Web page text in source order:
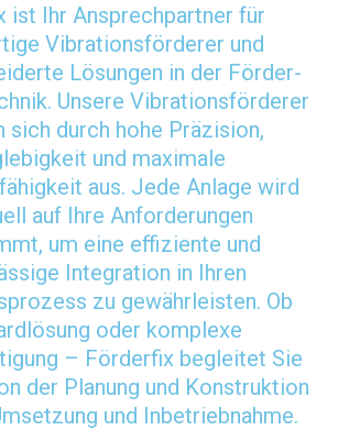
ist Ihr Ansprechpartner für
Vibrationsförderer und
Lösungen in der Förder-
Unsere Vibrationsförderer
sich durch hohe Präzision,
und maximale
aus. Jede Anlage wird
auf Ihre Anforderungen
um eine effiziente und
Integration in Ihren
zu gewährleisten. Ob
oder komplexe
– Förderfix begleitet Sie
der Planung und Konstruktion
und Inbetriebnahme.